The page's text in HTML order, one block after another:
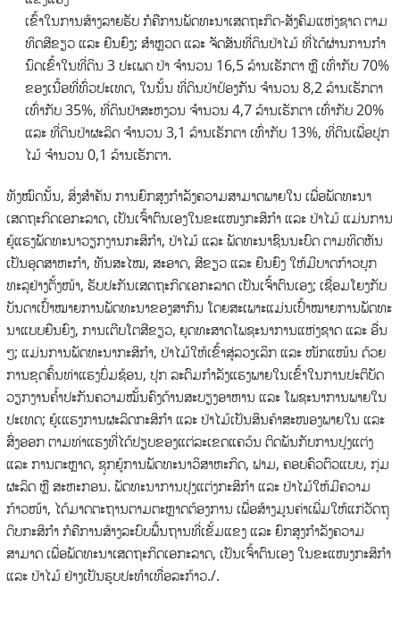
ເຂົ້າໃນການສ້າງລາຍຮັບ ກໍຄືການພັດທະນາເສດຖະກິດ-ສັງຄົມແຫ່ງຊາດ ຕາມ
ທິດສີຂຽວ ແລະ ຍືນຍົງ; ສໍາຫຼວດ ແລະ ຈັດສັນທີ່ດິນປ່າໄມ້ ທີ່ໄດ້ຜ່ານການກໍາ
ນົດເຂົ້າໃນທີ່ດິນ 3 ປະເພດ ປ່າ ຈໍານວນ 16,5 ລ້ານເຮັກຕາ ຫຼື ເທົ່າກັບ 70%
ຂອງເນື້ອທີ່ທົ່ວປະເທດ, ໃນນັ້ນ ທີ່ດິນປ່າປ້ອງກັນ ຈໍານວນ 8,2 ລ້ານເຮັກຕາ
ເທົ່າກັບ 35%, ທີ່ດິນປ່າສະຫງວນ ຈໍານວນ 4,7 ລ້ານເຮັກຕາ ເທົ່າກັບ 20%
ແລະ ທີ່ດິນປ່າຜະລິດ ຈໍານວນ 3,1 ລ້ານເຮັກຕາ ເທົ່າກັບ 13%, ທີ່ດິນເພື່ອປູກ
ໄມ້ ຈໍານວນ 0,1 ລ້ານເຮັກຕາ.
ທັງໝົດນັ້ນ, ສິ່ງສໍາຄັນ ການຍົກສູງກໍາລັງຄວາມສາມາດພາຍໃນ ເພື່ອພັດທະນາ
ເສດຖະກິດເອກະລາດ, ເປັນເຈົ້າຕົນເອງໃນຂະແໜງກະສິກໍາ ແລະ ປ່າໄມ້ ແມ່ນການ
ຍູ້ແຮງພັດທະນາວຽກງານກະສິກໍາ, ປ່າໄມ້ ແລະ ພັດທະນາຊົນນະບົດ ຕາມທິດຫັນ
ເປັນອຸດສາຫະກໍາ, ທັນສະໄໝ, ສະອາດ, ສີຂຽວ ແລະ ຍືນຍົງ ໃຫ້ມີບາດກ້າວບຸກ
ທະລຸຢ່າງຕັ້ງໜ້າ, ຮັບປະກັນເສດຖະກິດເອກະລາດ ເປັນເຈົ້າຕົນເອງ; ເຊື່ອມໂຍງກັບ
ບັນດາເປົ້າໝາຍການພັດທະນາຂອງສາກົນ ໂດຍສະເພາະແມ່ນເປົ້າໝາຍການພັດທະ
ນາແບບຍືນຍົງ, ການເຕີບໂຕສີຂຽວ, ຍຸດທະສາດໂພຊະນາການແຫ່ງຊາດ ແລະ ອື່ນ
ໆ; ແມ່ນການພັດທະນາກະສິກໍາ, ປ່າໄມ້ໃຫ້ເຂົ້າສູ່ລວງເລິກ ແລະ ໜັກແໜ້ນ ດ້ວຍ
ການຂຸດຄົ້ນທ່າແຮງບົ່ມຊ້ອນ, ປຸກ ລະດົມກໍາລັງແຮງພາຍໃນເຂົ້າໃນການປະຕິບັດ
ວຽກງານຄໍ້າປະກັນຄວາມໝັ້ນຄົງດ້ານສະບຽງອາຫານ ແລະ ໂພຊະນາການພາຍໃນ
ປະເທດ; ຍູ້ເແຮງການຜະລິດກະສິກໍາ ແລະ ປ່າໄມ້ເປັນສິນຄ້າສະໜອງພາຍໃນ ແລະ
ສົ່ງອອກ ຕາມທ່າແຮງທີ່ໄດ້ປຽບຂອງແຕ່ລະເຂດແຄວ້ນ ຕິດພັນກັບການປຸງແຕ່ງ
ແລະ ການຕະຫຼາດ, ຊຸກຍູ້ການພັດທະນາວິສາຫະກິດ, ຟາມ, ຄອບຄົວຕົວແບບ, ກຸ່ມ
ຜະລິດ ຫຼື ສະຫະກອນ. ພັດທະນາການປຸງແຕ່ງກະສິກໍາ ແລະ ປ່າໄມ້ໃຫ້ມີຄວາມ
ກ້າວໜ້າ, ໄດ້ມາດຕະຖານຕາມຕະຫຼາດຕ້ອງການ ເພື່ອສ້າງມູນຄ່າເພີ່ມໃຫ້ແກ່ວັດຖຸ
ດິບກະສິກໍາ ກໍຄືການສ້າງລະບົບພື້ນຖານທີ່ເຂັ້ມແຂງ ແລະ ຍົກສູງກໍາລັງຄວາມ
ສາມາດ ເພື່ອພັດທະນາເສດຖະກິດເອກະລາດ, ເປັນເຈົ້າຕົນເອງ ໃນຂະແໜງກະສິກໍາ
ແລະ ປ່າໄມ້ ຢ່າງເປັນຮູບປະທໍາເທື່ອລະກ້າວ./.